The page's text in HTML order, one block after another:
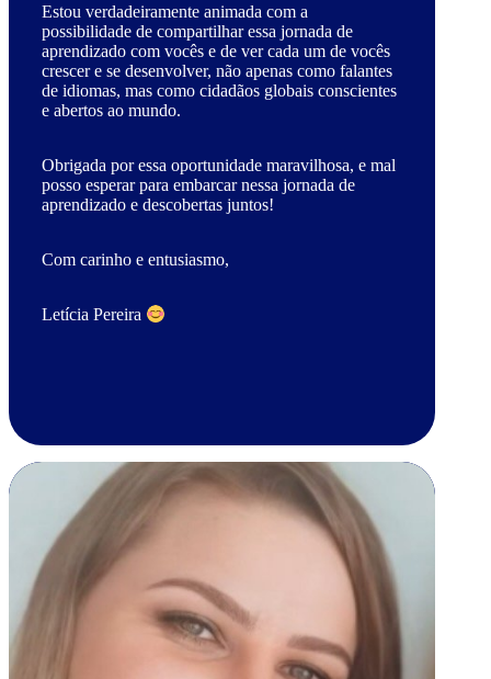
Estou verdadeiramente animada com a
possibilidade de compartilhar essa jornada de
aprendizado com vocês e de ver cada um de vocês
crescer e se desenvolver, não apenas como falantes
de idiomas, mas como cidadãos globais conscientes
e abertos ao mundo.
Obrigada por essa oportunidade maravilhosa, e mal
posso esperar para embarcar nessa jornada de
aprendizado e descobertas juntos!
Com carinho e entusiasmo,
Letícia Pereira